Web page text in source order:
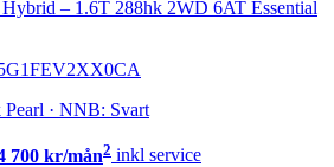
– 1.6T 288hk 2WD 6AT Essential
· NNB: Svart
700 kr/mån2 inkl service